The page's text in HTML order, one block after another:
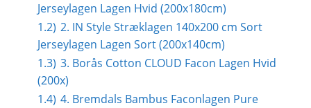
Jerseylagen Lagen Hvid (200x180cm)
1.2) 2. IN Style Stræklagen 140x200 cm Sort
Jerseylagen Lagen Sort (200x140cm)
1.3) 3. Borås Cotton CLOUD Facon Lagen Hvid
(200x)
1.4) 4. Bremdals Bambus Faconlagen Pure